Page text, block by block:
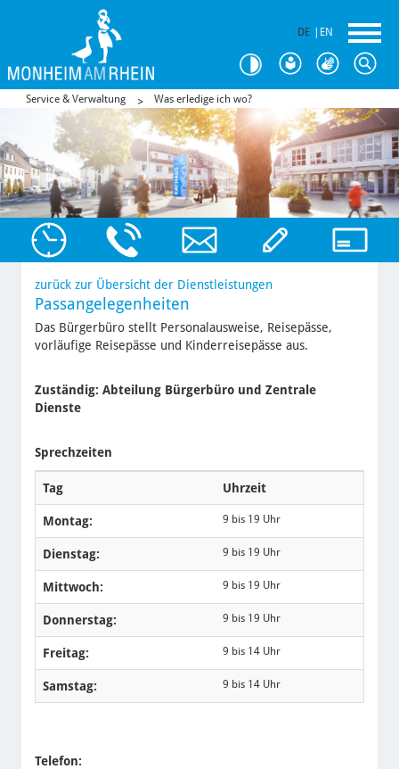
DE EN
Service & Verwaltung Was erledige ich wo?
zurück zur Übersicht der Dienstleistungen
Passangelegenheiten
Das Bürgerbüro stellt Personalausweise, Reisepässe,
vorläufige Reisepässe und Kinderreisepässe aus.
Zuständig: Abteilung Bürgerbüro und Zentrale
Dienste
Sprechzeiten
Tag Uhrzeit
Montag: 9 bis 19 Uhr
Dienstag: 9 bis 19 Uhr
Mittwoch: 9 bis 19 Uhr
Donnerstag: 9 bis 19 Uhr
Freitag: 9 bis 14 Uhr
Samstag: 9 bis 14 Uhr
Telefon: